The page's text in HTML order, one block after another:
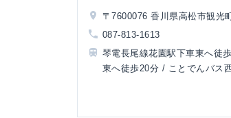
〒7600076 香川県高松市観光
087-813-1613
琴電長尾線花園駅下車東へ徒
東へ徒歩20分 / ことでんバス